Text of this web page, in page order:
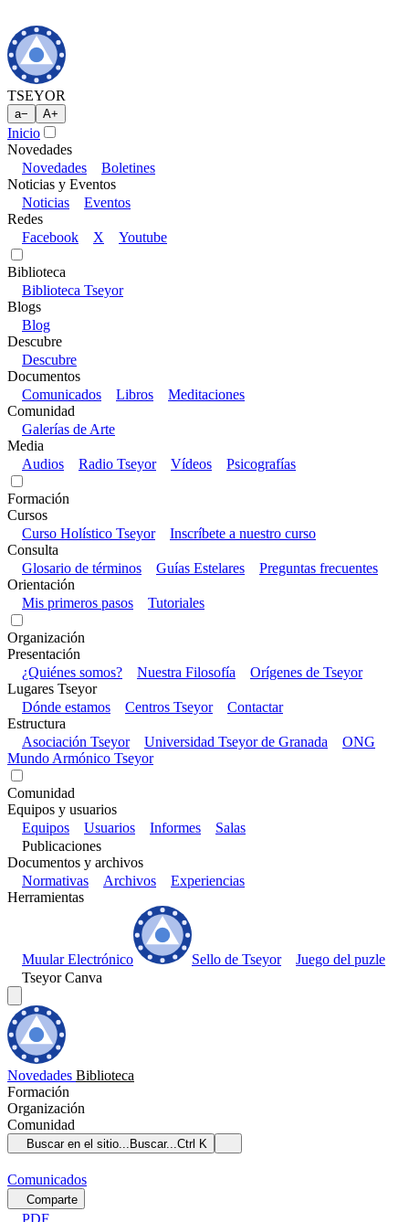
TSEYOR
a− A+
Inicio
Novedades
Novedades
Boletines
Noticias y Eventos
Noticias
Eventos
Redes
Facebook
X Youtube
Biblioteca
Biblioteca Tseyor
Blogs
Blog
Descubre
Descubre
Documentos
Comunicados
Libros
Meditaciones
Comunidad
Galerías de Arte
Media
Audios
Radio Tseyor Vídeos Psicografías
Formación
Cursos
Curso Holístico Tseyor
Inscríbete a nuestro curso
Consulta
Glosario de términos
Guías Estelares
Preguntas frecuentes
Orientación
Mis primeros pasos
Tutoriales
Organización
Presentación
¿Quiénes somos?
Nuestra Filosofía
Orígenes de Tseyor
Lugares Tseyor
Dónde estamos
Centros Tseyor
Contactar
Estructura
Asociación Tseyor
Universidad Tseyor de Granada
ONG
Mundo Armónico Tseyor
Comunidad
Equipos y usuarios
Equipos
Usuarios Informes
Salas
Publicaciones
Documentos y archivos
Normativas
Archivos
Experiencias
Herramientas
Muular Electrónico Sello de Tseyor
Juego del puzle
Tseyor Canva
Novedades Biblioteca
Formación
Organización
Comunidad
Buscar en el sitio... Buscar...Ctrl K
Comunicados
Comparte
PDF